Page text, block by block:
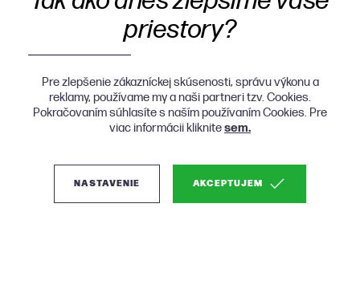
O nás
priestory?
Pre zlepšenie zákazníckej skúsenosti, správu výkonu a
reklamy, používame my a naši partneri tzv. Cookies.
Pokračovaním súhlasíte s naším používaním Cookies. Pre
viac informácii kliknitesem.
AKCEPTUJEM
NASTAVENIE